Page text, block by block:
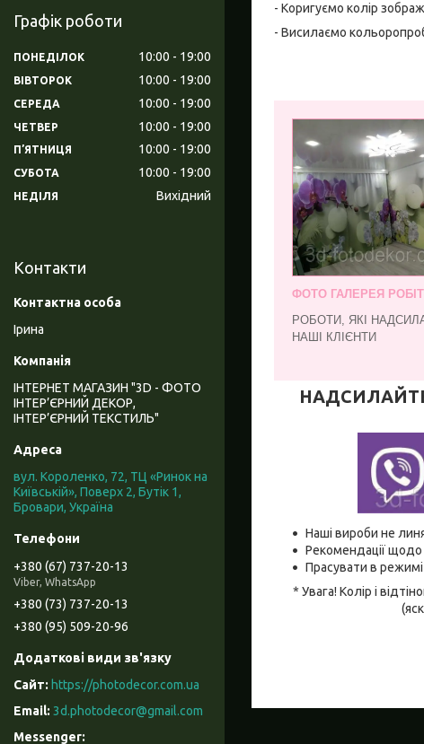
- Коригуємо колір
- Висилаємо
ФОТО ГАЛЕРЕЯ РОБІТ
РОБОТИ, ЯКІ
НАШІ КЛІЄНТИ
НАДСИЛАЙТЕ
Наші вироби не
Рекомендації щодо
Прасувати в
* Увага! Колір і
Графік роботи
ПОНЕДІЛОК 10:00 19:00
ВІВТОРОК 10:00 19:00
СЕРЕДА 10:00 19:00
ЧЕТВЕР 10:00 19:00
ПʼЯТНИЦЯ 10:00 19:00
СУБОТА 10:00 19:00
НЕДІЛЯ Вихідний
Контакти
Ірина
ІНТЕРНЕТ МАГАЗИН "3D - ФОТО
ІНТЕР’ЄРНИЙ ДЕКОР,
ІНТЕР’ЄРНИЙ ТЕКСТИЛЬ"
вул. Короленко, 72, ТЦ «Ринок на
Київській», Поверх 2, Бутік 1,
Бровари, Україна
+380 (67) 737-20-13
Viber, WhatsApp
+380 (73) 737-20-13
+380 (95) 509-20-96
https://photodecor.com.ua
3d.photodecor@gmail.com